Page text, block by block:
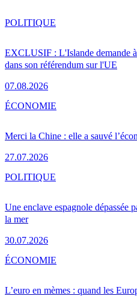
EXCLUSIF : L'Islande demande
dans son référendum sur l'UE
07.08.2026
POLITIQUE
Merci la Chine : elle a sauvé
27.07.2026
ÉCONOMIE
Une enclave espagnole dépassée
la mer
30.07.2026
POLITIQUE
L’euro en mèmes : quand les
ÉCONOMIE